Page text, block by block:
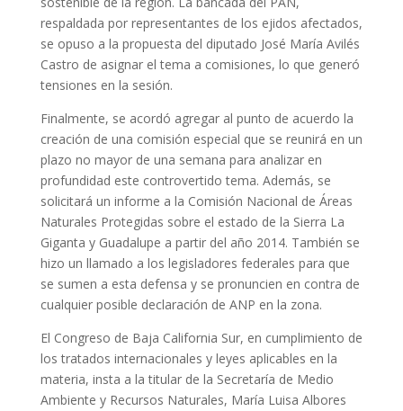
respaldada por representantes de los ejidos afectados,
se opuso a la propuesta del diputado José María Avilés
Castro de asignar el tema a comisiones, lo que generó
tensiones en la sesión.
Finalmente, se acordó agregar al punto de acuerdo la
creación de una comisión especial que se reunirá en un
plazo no mayor de una semana para analizar en
profundidad este controvertido tema. Además, se
solicitará un informe a la Comisión Nacional de Áreas
Naturales Protegidas sobre el estado de la Sierra La
Giganta y Guadalupe a partir del año 2014. También se
hizo un llamado a los legisladores federales para que
se sumen a esta defensa y se pronuncien en contra de
cualquier posible declaración de ANP en la zona.
El Congreso de Baja California Sur, en cumplimiento de
los tratados internacionales y leyes aplicables en la
materia, insta a la titular de la Secretaría de Medio
Ambiente y Recursos Naturales, María Luisa Albores